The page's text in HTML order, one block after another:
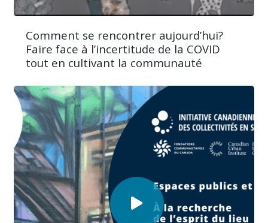
Comment se rencontrer aujourd’hui?
Faire face à l’incertitude de la COVID
tout en cultivant la communauté